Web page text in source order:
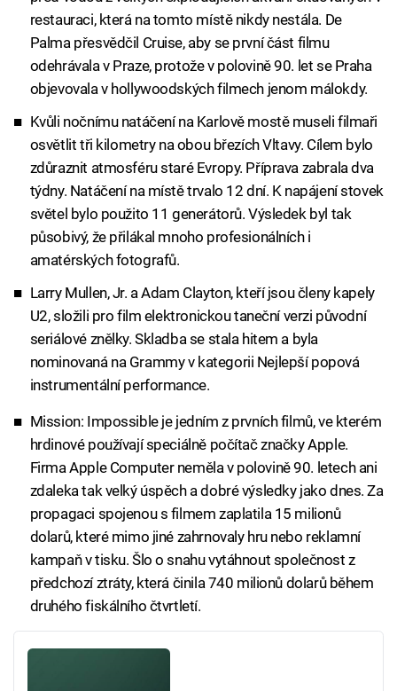
restauraci, která na tomto místě nikdy nestála. De
Palma přesvědčil Cruise, aby se první část filmu
odehrávala v Praze, protože v polovině 90. let se Praha
objevovala v hollywoodských filmech jenom málokdy.
Kvůli nočnímu natáčení na Karlově mostě museli filmaři
osvětlit tři kilometry na obou březích Vltavy. Cílem bylo
zdůraznit atmosféru staré Evropy. Příprava zabrala dva
týdny. Natáčení na místě trvalo 12 dní. K napájení stovek
světel bylo použito 11 generátorů. Výsledek byl tak
působivý, že přilákal mnoho profesionálních i
amatérských fotografů.
Larry Mullen, Jr. a Adam Clayton, kteří jsou členy kapely
U2, složili pro film elektronickou taneční verzi původní
seriálové znělky. Skladba se stala hitem a byla
nominovaná na Grammy v kategorii Nejlepší popová
instrumentální performance.
Mission: Impossible je jedním z prvních filmů, ve kterém
hrdinové používají speciálně počítač značky Apple.
Firma Apple Computer neměla v polovině 90. letech ani
zdaleka tak velký úspěch a dobré výsledky jako dnes. Za
propagaci spojenou s filmem zaplatila 15 milionů
dolarů, které mimo jiné zahrnovaly hru nebo reklamní
kampaň v tisku. Šlo o snahu vytáhnout společnost z
předchozí ztráty, která činila 740 milionů dolarů během
druhého fiskálního čtvrtletí.